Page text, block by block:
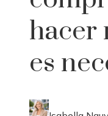
hacer
es